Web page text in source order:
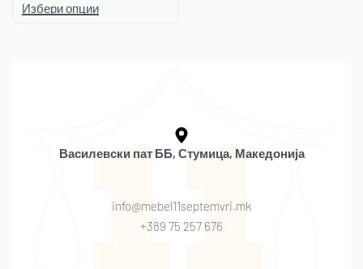
Избери опции
Василевски пат ББ, Стумица, Македонија
info@mebel11septemvri.mk
+389 75 257 676